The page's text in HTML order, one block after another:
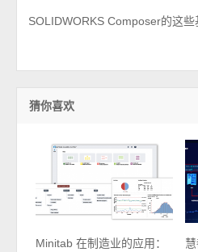
SOLIDWORKS Composer的这
猜你喜欢
Minitab 在制造业的应用：